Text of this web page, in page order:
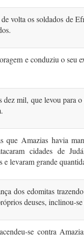
volta os soldados de
e con­duziu o seu
dez mil, que levou para
que Amazias havia
cidades de
e levaram grande
dos edomitas
deuses, inclinou-
se contra